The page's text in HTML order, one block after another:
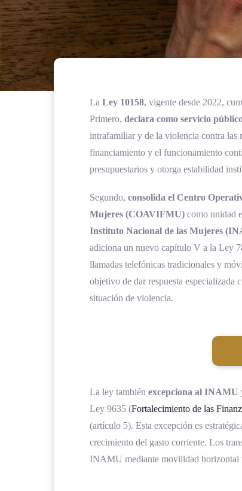
La Ley 10158, vigente desde 2022,
Primero, declara como servicio
intrafamiliar y de la violencia contra las
financiamiento y el funcionamiento
presupuestarios y otorga estabilidad
Segundo, consolida el Centro
Mujeres (COAVIFMU) como unidad
Instituto Nacional de las Mujeres
adiciona un nuevo capítulo V a la Ley
llamadas telefónicas tradicionales y
objetivo de dar respuesta especializada
situación de violencia.
La ley también excepciona al INAMU
Ley 9635 (Fortalecimiento de las
(artículo 5). Esta excepción es
crecimiento del gasto corriente. Los
INAMU mediante movilidad horizontal